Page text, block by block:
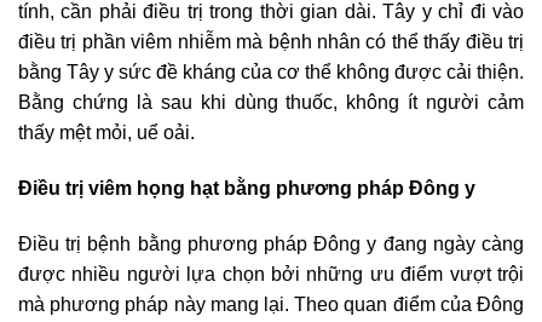
tính, cần phải điều trị trong thời gian dài. Tây y chỉ đi vào
điều trị phần viêm nhiễm mà bệnh nhân có thể thấy điều trị
bằng Tây y sức đề kháng của cơ thể không được cải thiện.
Bằng chứng là sau khi dùng thuốc, không ít người cảm
thấy mệt mỏi, uể oải.
Điều trị viêm họng hạt bằng phương pháp Đông y
Điều trị bệnh bằng phương pháp Đông y đang ngày càng
được nhiều người lựa chọn bởi những ưu điểm vượt trội
mà phương pháp này mang lại. Theo quan điểm của Đông